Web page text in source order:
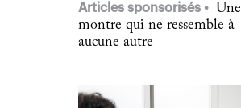
Articles sponsorisés
Une
montre qui ne ressemble à
aucune autre